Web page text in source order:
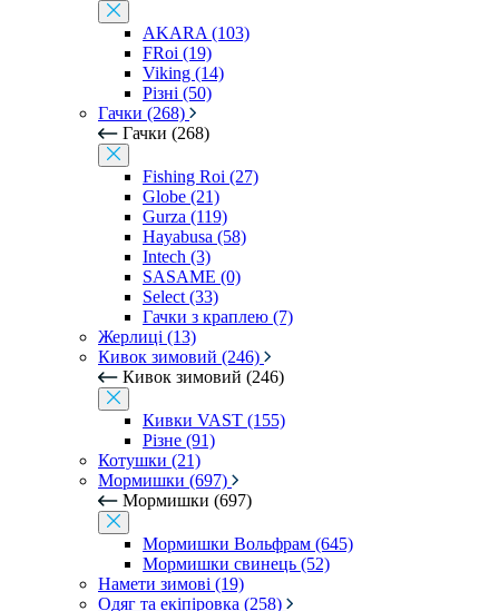
AKARA (103)
FRoi (19)
Viking (14)
Різні (50)
Гачки (268)
Гачки (268)
Fishing Roi (27)
Globe (21)
Gurza (119)
Hayabusa (58)
Intech (3)
SASAME (0)
Select (33)
Гачки з краплею (7)
Жерлиці (13)
Кивок зимовий (246)
Кивок зимовий (246)
Кивки VAST (155)
Різне (91)
Котушки (21)
Мормишки (697)
Мормишки (697)
Мормишки Вольфрам (645)
Мормишки свинець (52)
Намети зимові (19)
Одяг та екіпіровка (258)